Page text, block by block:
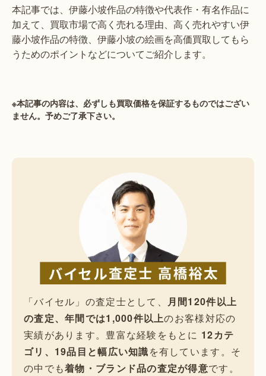
本記事では、伊藤小坡作品の特徴や代表作・有名作品に
加えて、買取市場で高く売れる理由、高く売れやすい伊
藤小坡作品の特徴、伊藤小坡の絵画を高価買取してもら
うためのポイントなどについてご紹介します。
※本記事の内容は、必ずしも買取価格を保証するものではござい
ません。予めご了承下さい。
「バイセル」の査定士として、
月間120件以上
の査定、年間では1,000件以上のお客様対応の
実績があります。豊富な経験をもとに 12カテ
ゴリ、19品目と幅広い知識を有しています。そ
の中でも着物・ブランド品の査定が得意です。